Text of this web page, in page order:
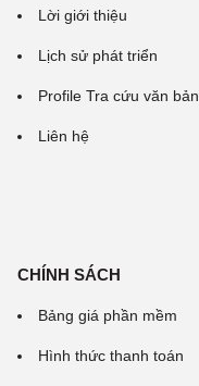
Lời giới thiệu
Lịch sử phát triển
Profile Tra cứu văn bản
Liên hệ
CHÍNH SÁCH
Bảng giá phần mềm
Hình thức thanh toán